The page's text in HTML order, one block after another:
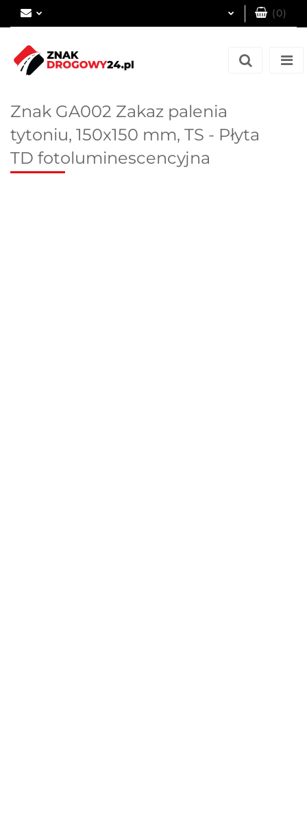
(0)
Znak GA002 Zakaz palenia
tytoniu, 150x150 mm, TS - Płyta
TD fotoluminescencyjna